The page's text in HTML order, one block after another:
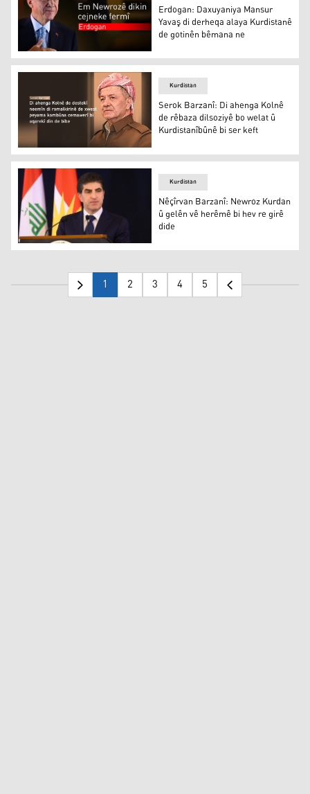
Erdogan: Daxuyaniya Mansur Yavaş di derheqa alaya
Erdogan: Daxuyaniya Mansur
Yavaş di derheqa alaya Kurdistanê
de gotinên bêmana ne
Serok Barzanî: Di ahenga Kolnê de rêbaza dilsoziyê bo
Kurdistan
Serok Barzanî: Di ahenga Kolnê
de rêbaza dilsoziyê bo welat û
Kurdistanîbûnê bi ser keft
Nêçîrvan Barzanî
Kurdistan
Nêçîrvan Barzanî: Newroz Kurdan
û gelên vê herêmê bi hev re girê
dide
1 2 3 4 5